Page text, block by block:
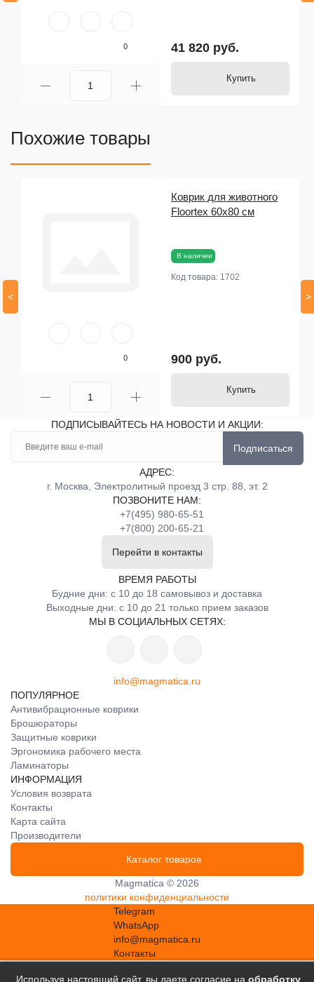
0 41 820 руб.
Купить
Похожие товары
<
0
Коврик для животного
Floortex 60х80 см
В наличии
Код товара: 1702
900 руб.
Купить
>
ПОДПИСЫВАЙТЕСЬ НА НОВОСТИ И АКЦИИ:
Подписаться
АДРЕС:
г. Москва, Электролитный проезд 3 стр. 88, эт. 2
ПОЗВОНИТЕ НАМ:
+7(495) 980-65-51
+7(800) 200-65-21
Перейти в контакты
ВРЕМЯ РАБОТЫ
Будние дни: с 10 до 18 самовывоз и доставка
Выходные дни: с 10 до 21 только прием заказов
МЫ В СОЦИАЛЬНЫХ СЕТЯХ:
info@magmatica.ru
ПОПУЛЯРНОЕ
Антивибрационные коврики
Брошюраторы
Защитные коврики
Эргономика рабочего места
Ламинаторы
ИНФОРМАЦИЯ
Условия возврата
Контакты
Карта сайта
Производители
Каталог товаров
Magmatica © 2026
политики конфиденциальности
Telegram
WhatsApp
info@magmatica.ru
Контакты
Используя настоящий сайт, вы даете согласие на обработку